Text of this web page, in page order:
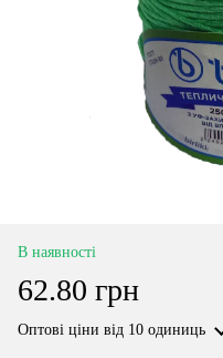
В наявності
62.80 грн
Оптові ціни від 10 одиниць